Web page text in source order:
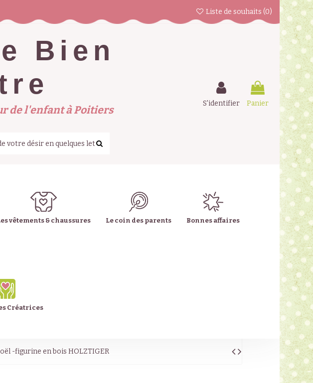
Liste de souhaits (0)
Bien
de l'enfant à Poitiers
S'identifier Panier
vêtements & chaussures Le coin des parents Bonnes affaires
Créatrices
-figurine en bois HOLZTIGER